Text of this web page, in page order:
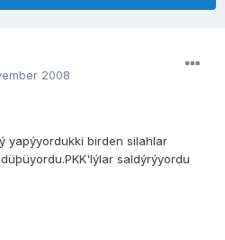
2008
yapýyordukki birden silahlar
saldýrýyordu